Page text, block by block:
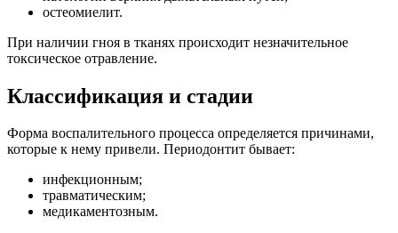
остеомиелит.
При наличии гноя в тканях происходит незначительное
токсическое отравление.
Классификация и стадии
Форма воспалительного процесса определяется причинами,
которые к нему привели. Периодонтит бывает:
инфекционным;
травматическим;
медикаментозным.